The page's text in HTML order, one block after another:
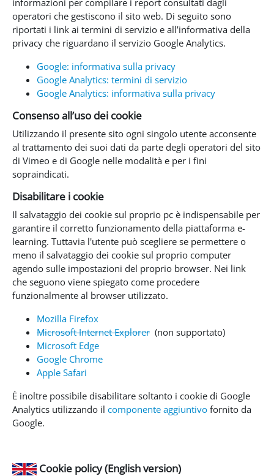
operatori che gestiscono il sito web. Di seguito sono
riportati i link ai termini di servizio e all’informativa della
privacy che riguardano il servizio Google Analytics.
Google: informativa sulla privacy
Google Analytics: termini di servizio
Google Analytics: informativa sulla privacy
Consenso all’uso dei cookie
Utilizzando il presente sito ogni singolo utente acconsente
al trattamento dei suoi dati da parte degli operatori del sito
di Vimeo e di Google nelle modalità e per i fini
sopraindicati.
Disabilitare i cookie
Il salvataggio dei cookie sul proprio pc è indispensabile per
garantire il corretto funzionamento della piattaforma e-
learning. Tuttavia l'utente può scegliere se permettere o
meno il salvataggio dei cookie sul proprio computer
agendo sulle impostazioni del proprio browser. Nei link
che seguono viene spiegato come procedere
funzionalmente al browser utilizzato.
Mozilla Firefox
Microsoft Internet Explorer (non supportato)
Microsoft Edge
Google Chrome
Apple Safari
È inoltre possibile disabilitare soltanto i cookie di Google
Analytics utilizzando il componente aggiuntivo fornito da
Google.
Cookie policy (English version)